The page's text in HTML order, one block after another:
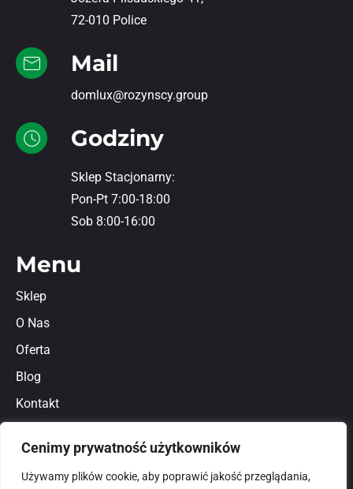
Cenimy prywatność użytkowników
Używamy plików cookie, aby poprawić jakość przeglądania,
72-010 Police
Mail
domlux@rozynscy.group
Godziny
Sklep Stacjonarny:
Pon-Pt 7:00-18:00
Sob 8:00-16:00
Menu
Sklep
O Nas
Oferta
Blog
Kontakt
Polityka prywatności